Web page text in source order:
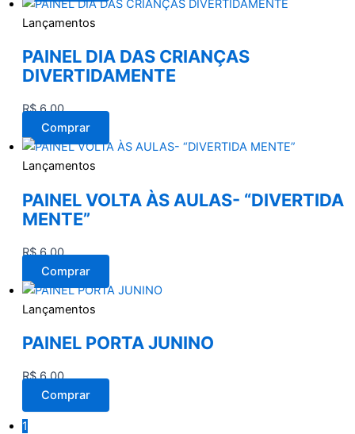
Lançamentos
PAINEL DIA DAS CRIANÇAS
DIVERTIDAMENTE
R$6,00
Comprar
Lançamentos
PAINEL VOLTA ÀS AULAS- “DIVERTIDA
MENTE”
R$6,00
Comprar
Lançamentos
PAINEL PORTA JUNINO
R$6,00
Comprar
1